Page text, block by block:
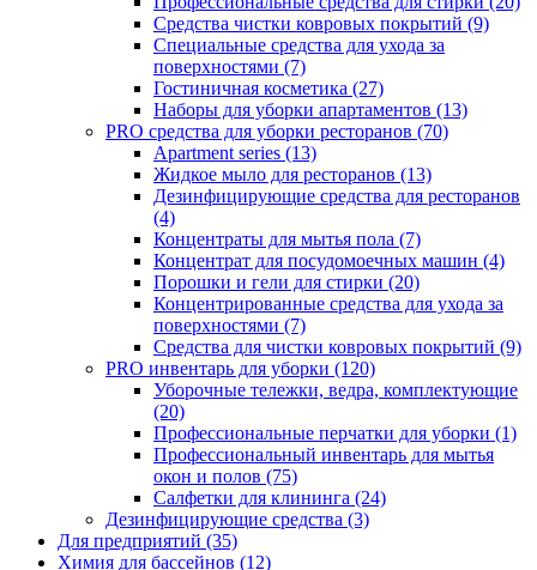
Средства чистки ковровых покрытий (9)
Специальные средства для ухода за
поверхностями (7)
Гостиничная косметика (27)
Наборы для уборки апартаментов (13)
PRO средства для уборки ресторанов (70)
Apartment series (13)
Жидкое мыло для ресторанов (13)
Дезинфицирующие средства для ресторанов
(4)
Концентраты для мытья пола (7)
Концентрат для посудомоечных машин (4)
Порошки и гели для стирки (20)
Концентрированные средства для ухода за
поверхностями (7)
Средства для чистки ковровых покрытий (9)
PRO инвентарь для уборки (120)
Уборочные тележки, ведра, комплектующие
(20)
Профессиональные перчатки для уборки (1)
Профессиональный инвентарь для мытья
окон и полов (75)
Салфетки для клининга (24)
Дезинфицирующие средства (3)
Для предприятий (35)
Химия для бассейнов (12)